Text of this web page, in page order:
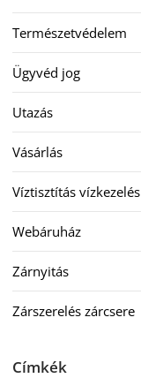
Természetvédelem
Ügyvéd jog
Utazás
Vásárlás
Víztisztítás vízkezelés
Webáruház
Zárnyitás
Zárszerelés zárcsere
Címkék